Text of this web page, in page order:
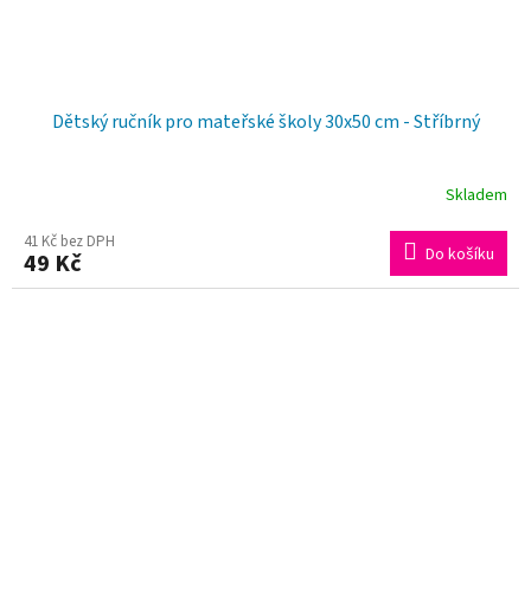
Dětský ručník pro mateřské školy 30x50 cm - Stříbrný
Skladem
41 Kč bez DPH
49 Kč Do košíku